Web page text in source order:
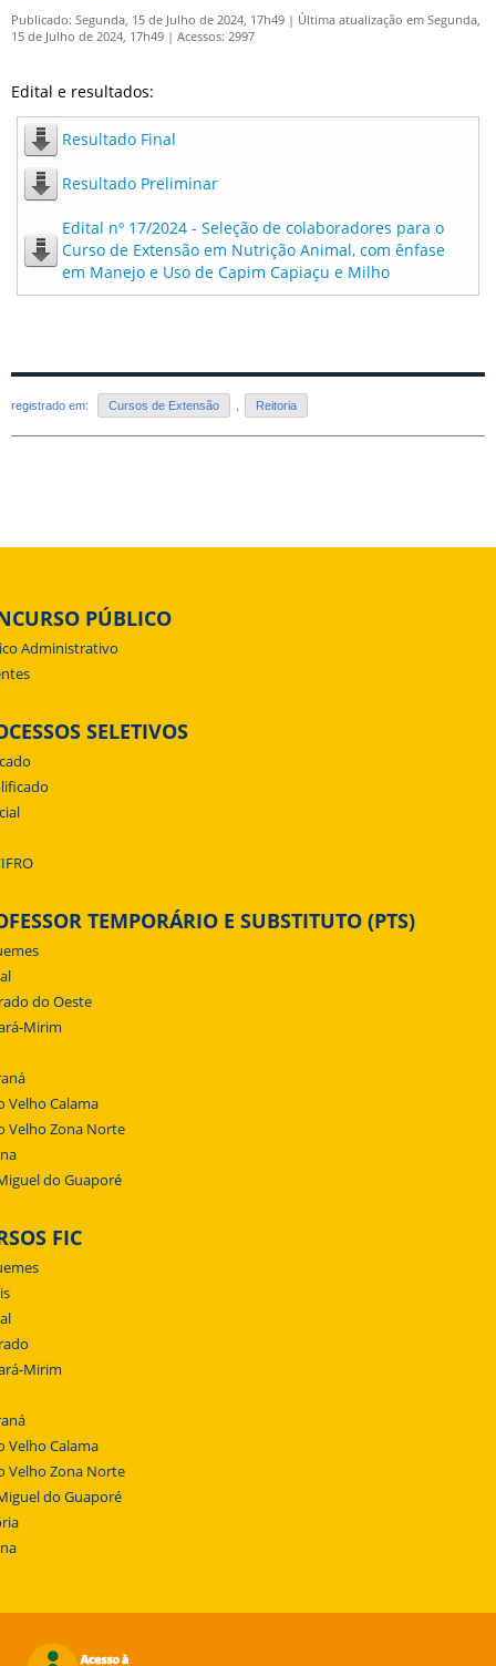
Publicado: Segunda, 15 de Julho de 2024, 17h49 | Última atualização em Segunda,
15 de Julho de 2024, 17h49 | Acessos: 2997
Edital e resultados:
Resultado Final
Resultado Preliminar
Edital nº 17/2024 - Seleção de colaboradores para o
Curso de Extensão em Nutrição Animal, com ênfase
em Manejo e Uso de Capim Capiaçu e Milho
registrado em: Cursos de Extensão , Reitoria
PÚBLICO
Administrativo
SELETIVOS
TEMPORÁRIO E SUBSTITUTO (PTS)
do Oeste
Mirim
Velho Calama
Velho Zona Norte
do Guaporé
FIC
Mirim
Velho Calama
Velho Zona Norte
do Guaporé